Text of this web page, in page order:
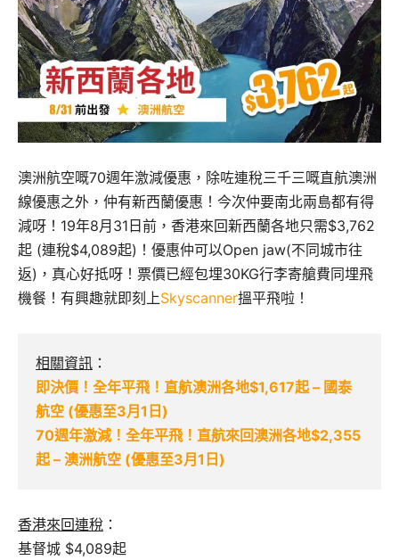
澳洲航空嘅70週年激減優惠，除咗連稅三千三嘅直航澳洲
線優惠之外，仲有新西蘭優惠！今次仲要南北兩島都有得
減呀！19年8月31日前，香港來回新西蘭各地只需$3,762
起 (連稅$4,089起)！優惠仲可以Open jaw(不同城市往
返)，真心好抵呀！票價已經包埋30KG行李寄艙費同埋飛
機餐！有興趣就即刻上Skyscanner搵平飛啦！
相關資訊 ：
即決價！全年平飛！直航澳洲各地$1,617起 – 國泰
航空 (優惠至3月1日)
70週年激減！全年平飛！直航來回澳洲各地$2,355
起 – 澳洲航空 (優惠至3月1日)
香港來回連稅 ：
基督城 $4,089起